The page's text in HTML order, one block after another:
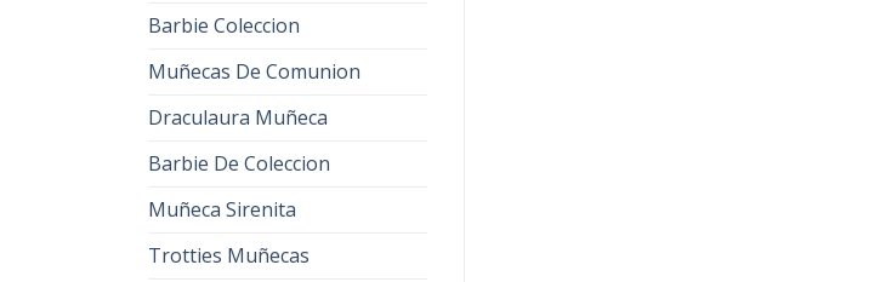
Barbie Coleccion
Muñecas De Comunion
Draculaura Muñeca
Barbie De Coleccion
Muñeca Sirenita
Trotties Muñecas